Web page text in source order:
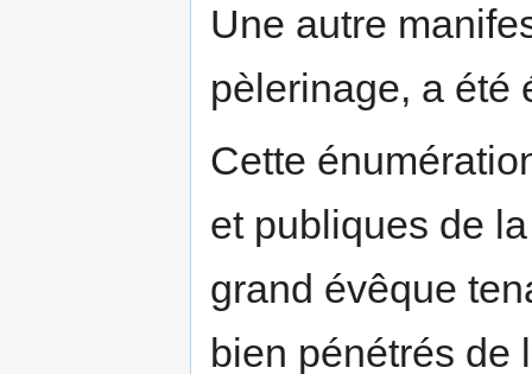
Une autre
pèlerinage, a été
Cette
et publiques de
grand évêque
bien pénétrés de